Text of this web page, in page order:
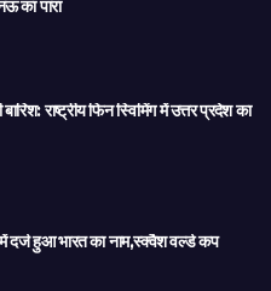
का पारा
राष्ट्रीय फिन स्विमिंग में उत्तर प्रदेश का
दर्ज हुआ भारत का नाम,स्क्वैश वर्ल्ड कप